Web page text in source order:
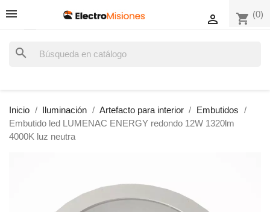
shopping_cart (0)

search
Inicio Iluminación Artefacto para interior
Embutidos
Embutido led LUMENAC ENERGY redondo 12W 1320lm
4000K luz neutra